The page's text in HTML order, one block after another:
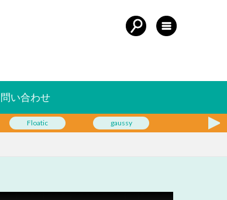
問い合わせ
Floatic gaussy Geek+